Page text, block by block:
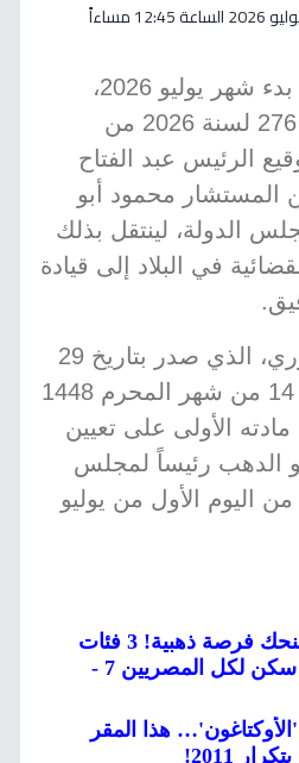
قبل يومين فقط من بدء شهر يوليو 2026،
انطلق القرار الرقم 276 لسنة 2026 من
الرئيس عبد الفتاح
المستشار محمود أبو
الدولة، لينتقل بذلك
في البلاد إلى قيادة
وينص القرار الجمهوري، الذي صدر بتاريخ 29
يونيو 2026 الموافق 14 من شهر المحرم 1448
الأولى على تعيين
الدهب رئيساً لمجلس
من اليوم الأول من يوليو
عاجل: قرار مفاجئ يمنحك فرصة ذهبية! 3 فئات
تنتظرها مد مهلة حجز سكن لكل المصريين 7 -
هذا المقر
2011!